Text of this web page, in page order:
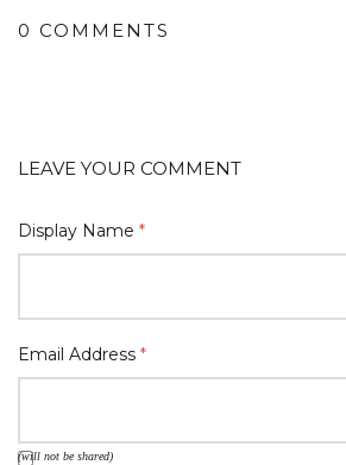
0 COMMENTS
LEAVE YOUR COMMENT
Display Name *
Email Address *
(will not be shared)